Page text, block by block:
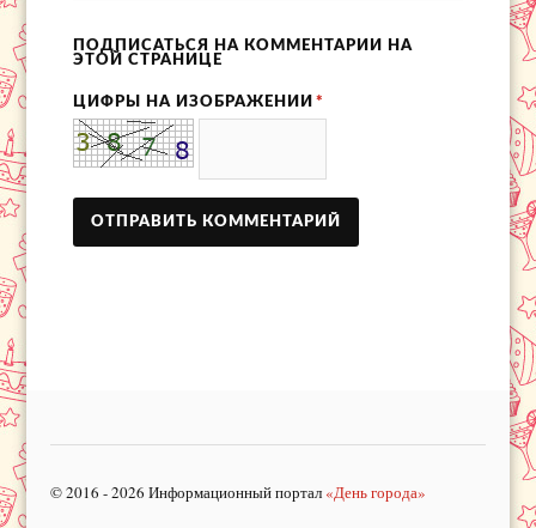
ПОДПИСАТЬСЯ НА КОММЕНТАРИИ НА
ЭТОЙ СТРАНИЦЕ
ЦИФРЫ НА ИЗОБРАЖЕНИИ *
© 2016 - 2026 Информационный портал «День города»